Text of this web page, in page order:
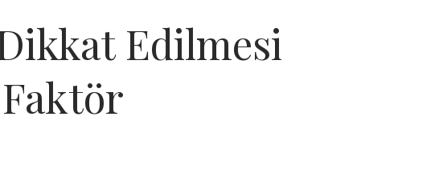
Edilmesi